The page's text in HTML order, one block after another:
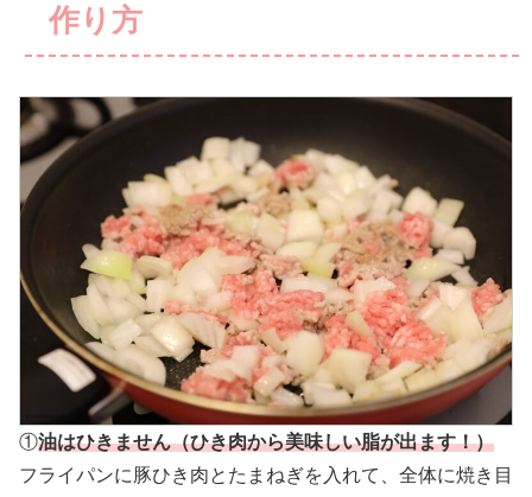
作り方
①油はひきません（ひき肉から美味しい脂が出ます！）
フライパンに豚ひき肉とたまねぎを入れて、全体に焼き目